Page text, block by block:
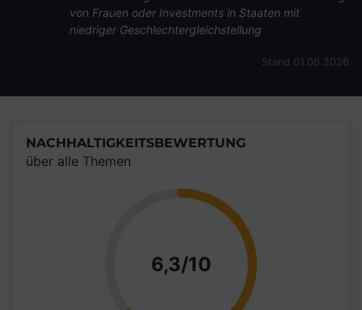
von Frauen oder Investments in Staaten mit
niedriger Geschlechtergleichstellung
Stand 01.06.2026
NACHHALTIGKEITSBEWERTUNG
über alle Themen
6,3/10 Punkte